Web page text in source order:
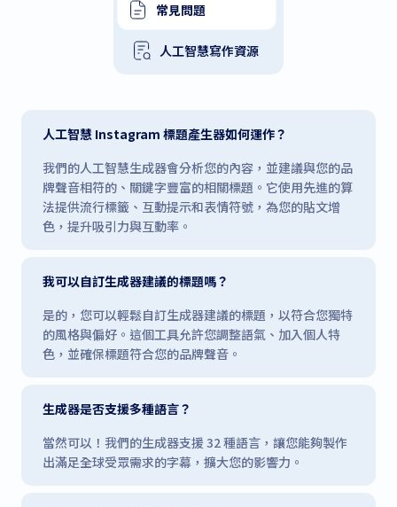
常見問題
人工智慧寫作資源
人工智慧 Instagram 標題產生器如何運作？
我們的人工智慧生成器會分析您的內容，並建議與您的品
牌聲音相符的、關鍵字豐富的相關標題。它使用先進的算
法提供流行標籤、互動提示和表情符號，為您的貼文增
色，提升吸引力與互動率。
我可以自訂生成器建議的標題嗎？
是的，您可以輕鬆自訂生成器建議的標題，以符合您獨特
的風格與偏好。這個工具允許您調整語氣、加入個人特
色，並確保標題符合您的品牌聲音。
生成器是否支援多種語言？
當然可以！我們的生成器支援 32 種語言，讓您能夠製作
出滿足全球受眾需求的字幕，擴大您的影響力。